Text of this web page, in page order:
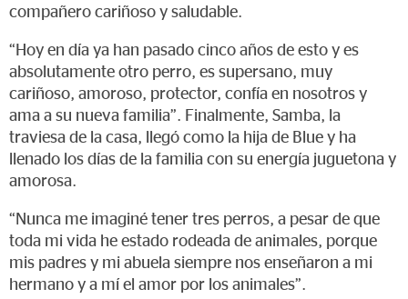
compañero cariñoso y saludable.
“Hoy en día ya han pasado cinco años de esto y es
absolutamente otro perro, es supersano, muy
cariñoso, amoroso, protector, confía en nosotros y
ama a su nueva familia”. Finalmente, Samba, la
traviesa de la casa, llegó como la hija de Blue y ha
llenado los días de la familia con su energía juguetona y
amorosa.
“Nunca me imaginé tener tres perros, a pesar de que
toda mi vida he estado rodeada de animales, porque
mis padres y mi abuela siempre nos enseñaron a mi
hermano y a mí el amor por los animales”.